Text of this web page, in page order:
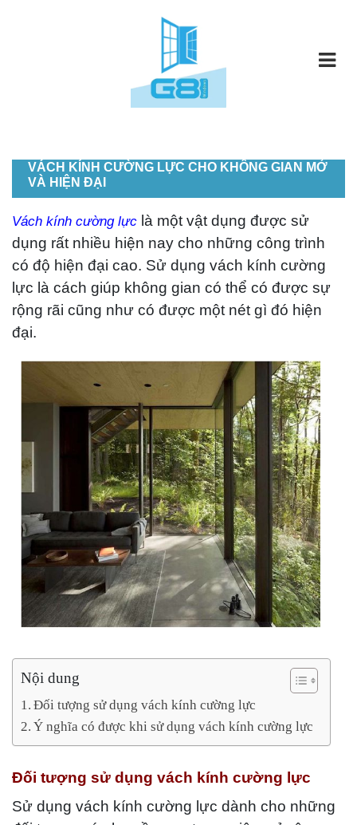
VÁCH KÍNH CƯỜNG LỰC CHO KHÔNG GIAN MỞ
VÀ HIỆN ĐẠI
Vách kính cường lực là một vật dụng được sử
dụng rất nhiều hiện nay cho những công trình
có độ hiện đại cao. Sử dụng vách kính cường
lực là cách giúp không gian có thể có được sự
rộng rãi cũng như có được một nét gì đó hiện
đại.
Nội dung
Đối tượng sử dụng vách kính cường lực
Ý nghĩa có được khi sử dụng vách kính cường lực
Đối tượng sử dụng vách kính cường lực
Sử dụng vách kính cường lực dành cho những